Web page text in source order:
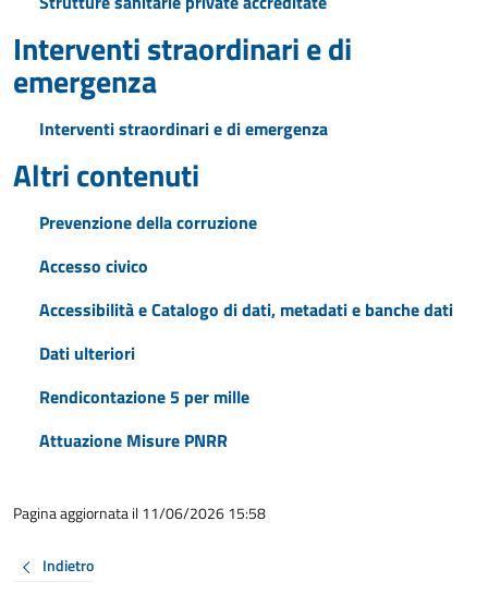
Interventi straordinari e di
emergenza
Interventi straordinari e di emergenza
Altri contenuti
Prevenzione della corruzione
Accesso civico
Accessibilità e Catalogo di dati, metadati e banche dati
Dati ulteriori
Rendicontazione 5 per mille
Attuazione Misure PNRR
Pagina aggiornata il 11/06/2026 15:58
Indietro